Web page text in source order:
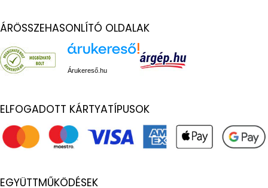
ÁRÖSSZEHASONLÍTÓ OLDALAK
Árukereső.hu
ELFOGADOTT KÁRTYATÍPUSOK
EGYÜTTMŰKÖDÉSEK